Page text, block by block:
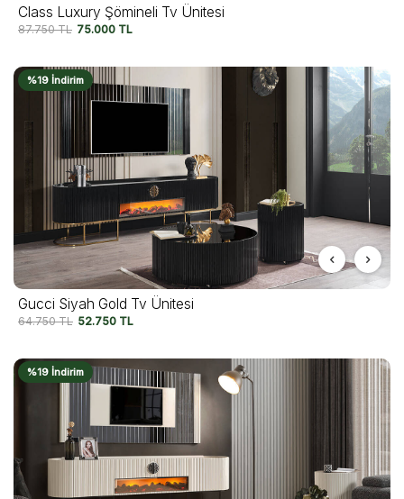
Class Luxury Şömineli Tv Ünitesi
87.750TL 75.000 TL
%19 İndirim
Gucci Siyah Gold Tv Ünitesi
64.750TL 52.750 TL
%19 İndirim